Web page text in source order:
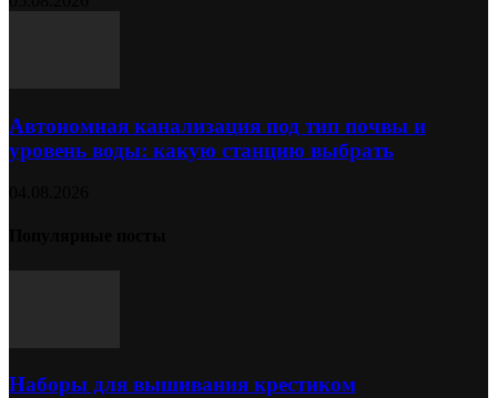
Автономная канализация под тип почвы и
уровень воды: какую станцию выбрать
Наборы для вышивания крестиком